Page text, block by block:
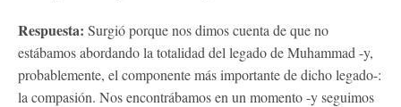
Respuesta: Surgió porque nos dimos cuenta de que no
estábamos abordando la totalidad del legado de Muhammad -y,
probablemente, el componente más importante de dicho legado-:
la compasión. Nos encontrábamos en un momento -y seguimos